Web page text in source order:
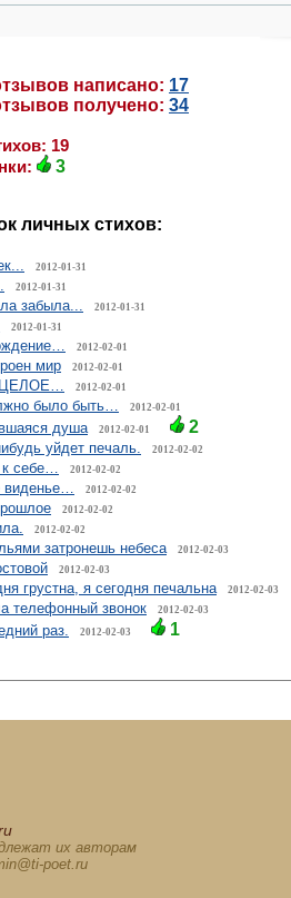
написано: 17
получено: 34
19
3
личных стихов:
2012-01-31
2012-01-31
забыла... 2012-01-31
2012-01-31
2012-02-01
мир 2012-02-01
2012-02-01
было быть… 2012-02-01
душа 2012-02-01 2
уйдет печаль. 2012-02-02
к себе… 2012-02-02
виденье… 2012-02-02
2012-02-02
2012-02-02
затронешь небеса 2012-02-03
2012-02-03
грустна, я сегодня печальна 2012-02-03
телефонный звонок 2012-02-03
раз. 2012-02-03 1
их авторам
poet.ru